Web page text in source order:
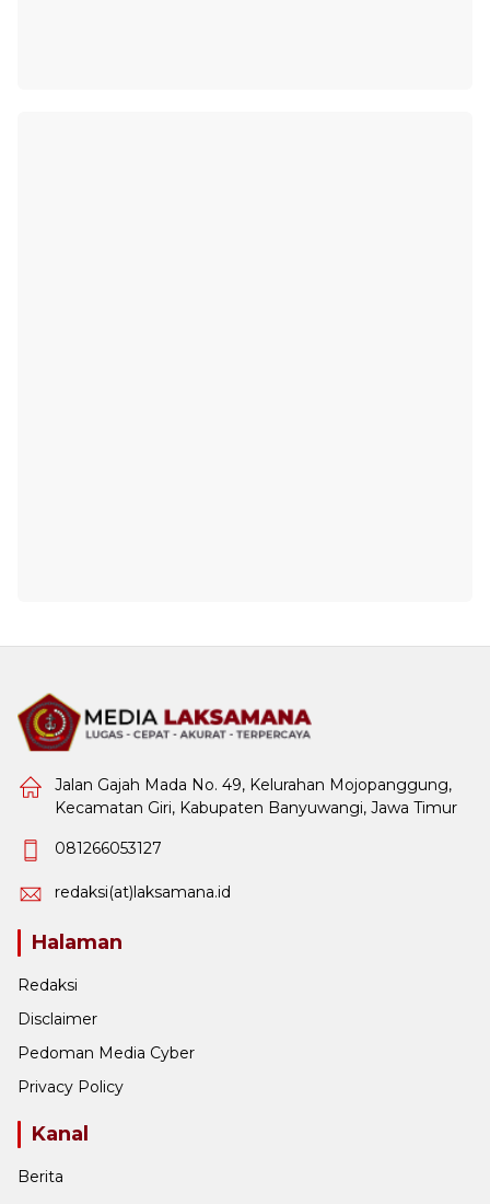
Jalan Gajah Mada No. 49, Kelurahan Mojopanggung,
Kecamatan Giri, Kabupaten Banyuwangi, Jawa Timur
081266053127
redaksi(at)laksamana.id
Halaman
Redaksi
Disclaimer
Pedoman Media Cyber
Privacy Policy
Kanal
Berita